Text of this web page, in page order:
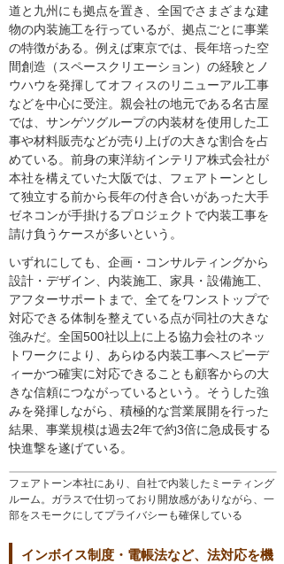
フェアトーン本社にあり、自社で内装したミーティング
ルーム。ガラスで仕切っており開放感がありながら、一
部をスモークにしてプライバシーも確保している
道と九州にも拠点を置き、全国でさまざまな建
物の内装施工を行っているが、拠点ごとに事業
の特徴がある。例えば東京では、長年培った空
間創造（スペースクリエーション）の経験とノ
ウハウを発揮してオフィスのリニューアル工事
などを中心に受注。親会社の地元である名古屋
では、サンゲツグループの内装材を使用した工
事や材料販売などが売り上げの大きな割合を占
めている。前身の東洋紡インテリア株式会社が
本社を構えていた大阪では、フェアトーンとし
て独立する前から長年の付き合いがあった大手
ゼネコンが手掛けるプロジェクトで内装工事を
請け負うケースが多いという。
いずれにしても、企画・コンサルティングから
設計・デザイン、内装施工、家具・設備施工、
アフターサポートまで、全てをワンストップで
対応できる体制を整えている点が同社の大きな
強みだ。全国500社以上に上る協力会社のネッ
トワークにより、あらゆる内装工事へスピーデ
ィーかつ確実に対応できることも顧客からの大
きな信頼につながっているという。そうした強
みを発揮しながら、積極的な営業展開を行った
結果、事業規模は過去2年で約3倍に急成長する
快進撃を遂げている。
インボイス制度・電帳法など、法対応を機